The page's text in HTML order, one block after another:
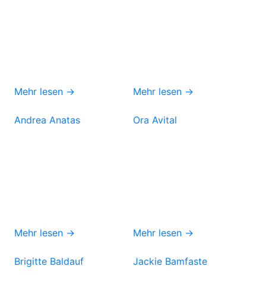
Mehr lesen → Mehr lesen →
Andrea Anatas
Mehr lesen →
Ora Avital
Mehr lesen →
Brigitte Baldauf Jackie Bamfaste